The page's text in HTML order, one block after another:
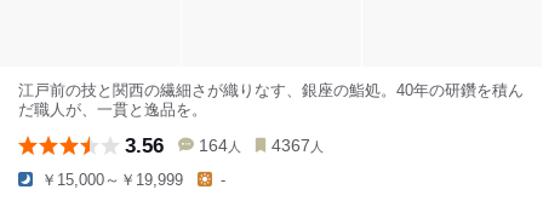
江戸前の技と関西の繊細さが織りなす、銀座の鮨処。40年の研鑽を積ん
だ職人が、一貫と逸品を。
3.56 164 人 4367 人
￥15,000～￥19,999 -